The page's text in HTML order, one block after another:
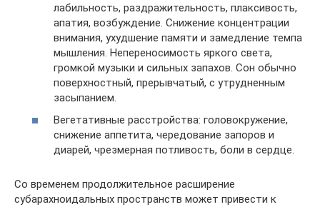
лабильность, раздражительность, плаксивость,
апатия, возбуждение. Снижение концентрации
внимания, ухудшение памяти и замедление темпа
мышления. Непереносимость яркого света,
громкой музыки и сильных запахов. Сон обычно
поверхностный, прерывчатый, с утрудненным
засыпанием.
Вегетативные расстройства: головокружение,
снижение аппетита, чередование запоров и
диарей, чрезмерная потливость, боли в сердце.
Со временем продолжительное расширение
субарахноидальных пространств может привести к